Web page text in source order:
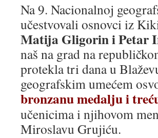
Na 9. Nacionalnoj
učestvovali osnovci iz
Matija Gligorin i Petar
naš na grad na
protekla tri dana u
geografskim umećem
bronzanu medalju i
učenicima i njihovom
Miroslavu Grujiću.